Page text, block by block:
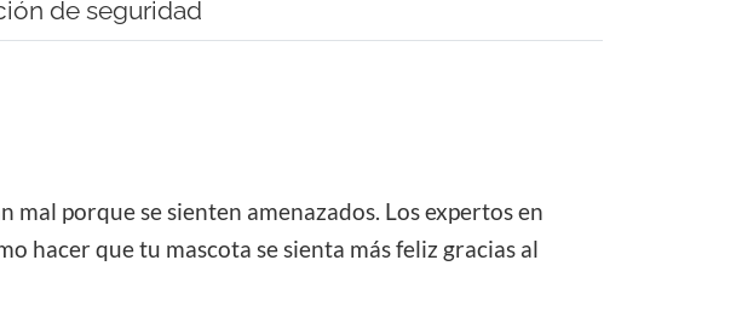
de seguridad
mal porque se sienten amenazados. Los expertos en
hacer que tu mascota se sienta más feliz gracias al